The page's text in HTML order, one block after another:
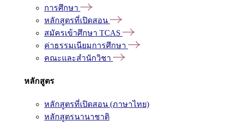
การศึกษา
หลักสูตรที่เปิดสอน
สมัครเข้าศึกษา TCAS
ค่าธรรมเนียมการศึกษา
คณะและสำนักวิชา
หลักสูตร
หลักสูตรที่เปิดสอน (ภาษาไทย)
หลักสูตรนานาชาติ